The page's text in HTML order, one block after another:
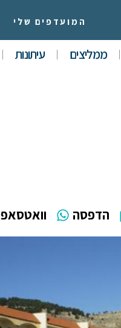
המועדפים שלי
ממליצים עיתונות
הדפסה וואטסאפ